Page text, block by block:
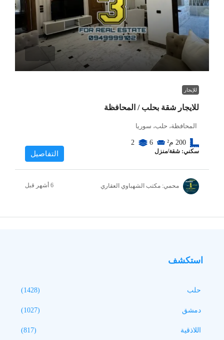
للإيجار
للايجار شقة بحلب / المحافظة
المحافظة، حلب، سوريا
200 م² 6
2
سكني: شقة/منزل التفاصيل
محمي: مكتب الشهباوي العقاري
استكشف
حلب (1428)
دمشق (1027)
اللاذقية (817)